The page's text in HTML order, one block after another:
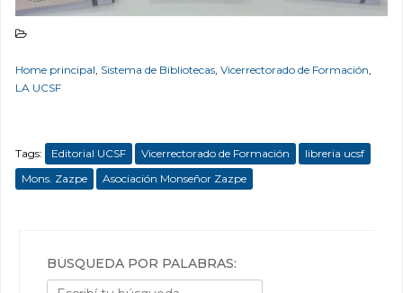
Home principal Sistema de Bibliotecas Vicerrectorado de Formación
LA UCSF
Tags: Editorial UCSF Vicerrectorado de Formación
libreria ucsf
Mons. Zazpe
Asociación Monseñor Zazpe
BÚSQUEDA POR PALABRAS: